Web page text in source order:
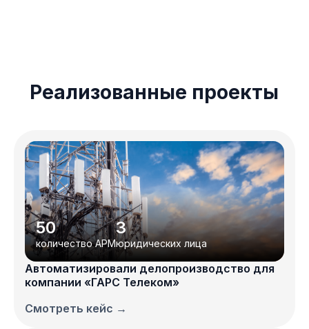
Реализованные проекты
50
количество АРМ
3
юридических лица
Автоматизировали делопроизводство для
компании «ГАРС Телеком»
Смотреть кейс →